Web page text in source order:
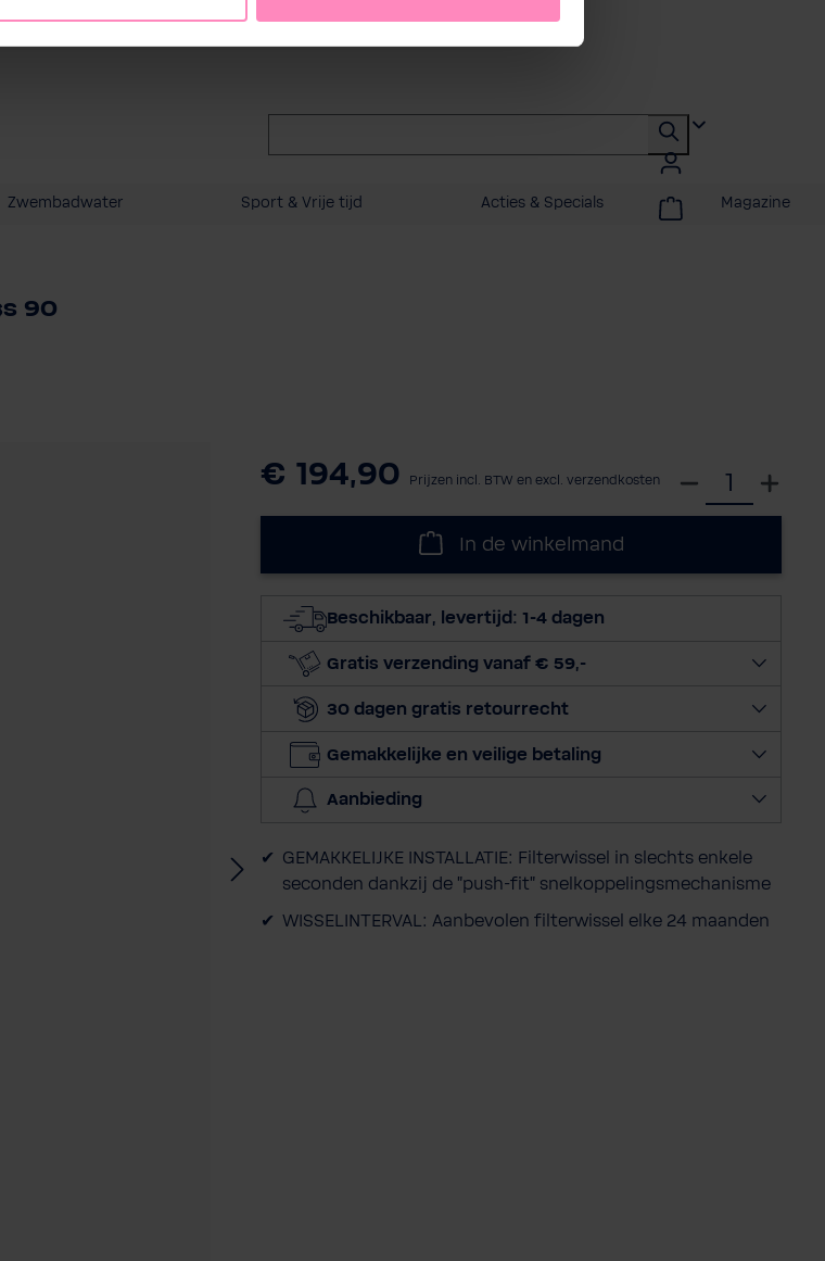
Zwembadwater Sport & Vrije tijd Acties & Specials Magazine
90
€ 194,90 Prijzen incl. BTW en excl. verzendkosten
c
e
h
e
h
e
In de winkelmand
Beschikbaar, levertijd: 1-4 dagen
Gratis verzending vanaf € 59,-
30 dagen gratis retourrecht
Gemakkelijke en veilige betaling
Aanbieding
GEMAKKELIJKE INSTALLATIE: Filterwissel in slechts enkele
seconden dankzij de "push-fit" snelkoppelingsmechanisme
WISSELINTERVAL: Aanbevolen filterwissel elke 24 maanden